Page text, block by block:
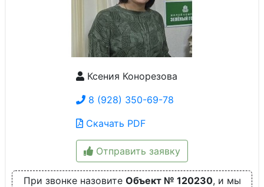
Ксения Конорезова
8 (928) 350-69-78
Скачать PDF
Отправить заявку
При звонке назовите Объект № 120230, и мы